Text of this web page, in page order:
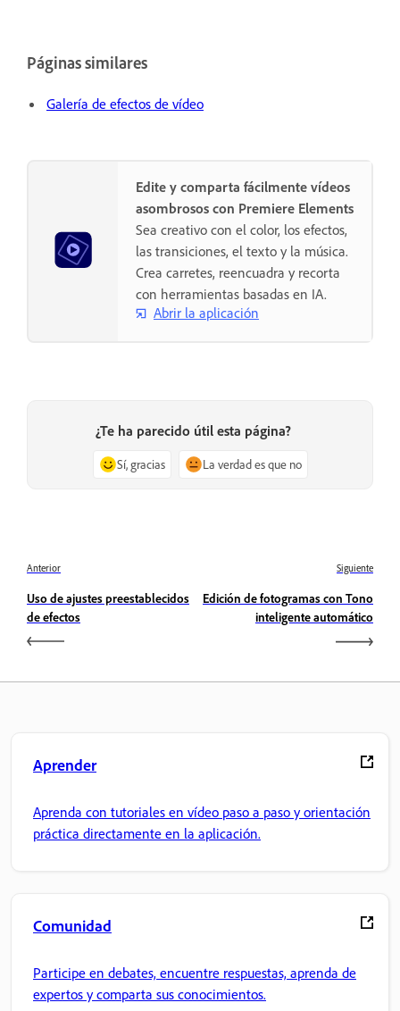
Páginas similares
Galería de efectos de vídeo
Edite y comparta fácilmente vídeos
asombrosos con Premiere Elements
Sea creativo con el color, los efectos,
las transiciones, el texto y la música.
Crea carretes, reencuadra y recorta
con herramientas basadas en IA.
Abrir la aplicación
¿Te ha parecido útil esta página?
Sí, gracias La verdad es que no
Anterior
Uso de ajustes preestablecidos
de efectos
Siguiente
Edición de fotogramas con Tono
inteligente automático
Aprender
Aprenda con tutoriales en vídeo paso a paso y orientación
práctica directamente en la aplicación.
Comunidad
Participe en debates, encuentre respuestas, aprenda de
expertos y comparta sus conocimientos.